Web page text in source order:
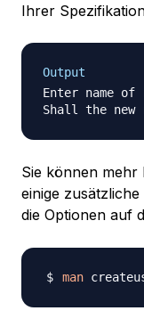
Ihrer
Output
Enter name
Shall the new
Sie können mehr
einige
die Optionen auf
man